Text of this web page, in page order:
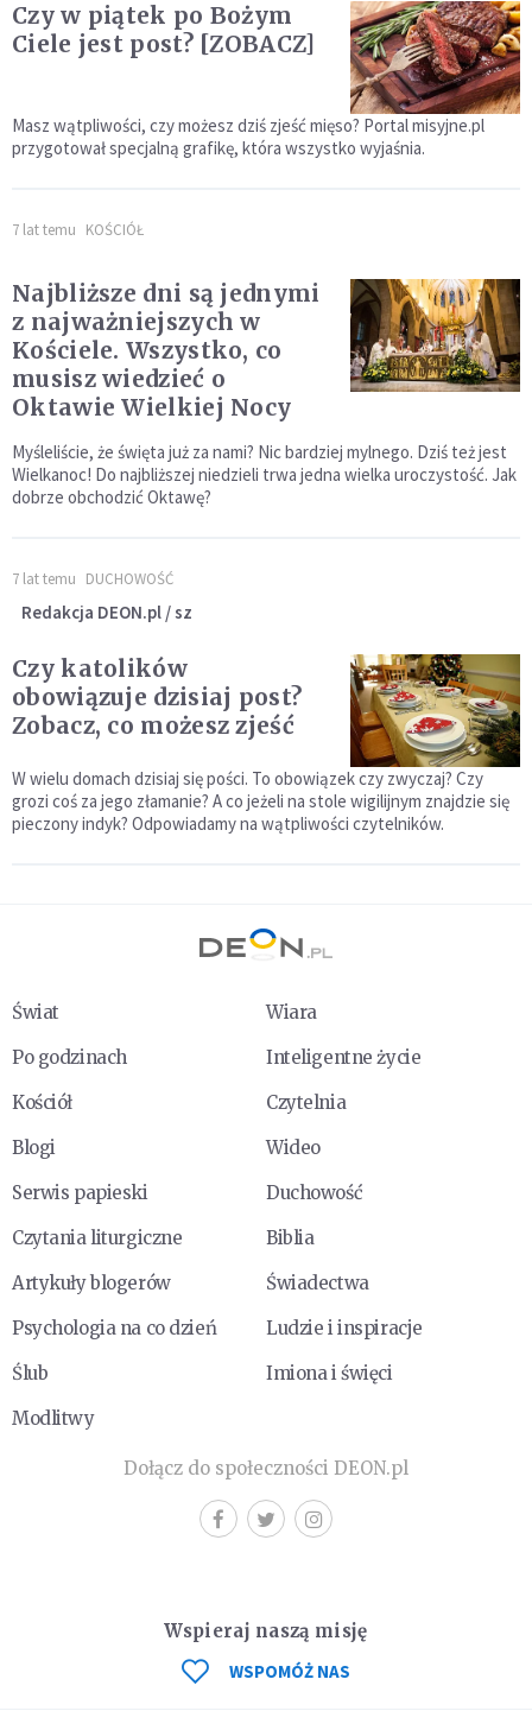
Czy w piątek po Bożym
Ciele jest post? [ZOBACZ]
Masz wątpliwości, czy możesz dziś zjeść mięso? Portal misyjne.pl
przygotował specjalną grafikę, która wszystko wyjaśnia.
7 lat temu KOŚCIÓŁ
Najbliższe dni są jednymi
z najważniejszych w
Kościele. Wszystko, co
musisz wiedzieć o
Oktawie Wielkiej Nocy
Myśleliście, że święta już za nami? Nic bardziej mylnego. Dziś też jest
Wielkanoc! Do najbliższej niedzieli trwa jedna wielka uroczystość. Jak
dobrze obchodzić Oktawę?
7 lat temu DUCHOWOŚĆ
Redakcja DEON.pl / sz
Czy katolików
obowiązuje dzisiaj post?
Zobacz, co możesz zjeść
W wielu domach dzisiaj się pości. To obowiązek czy zwyczaj? Czy
grozi coś za jego złamanie? A co jeżeli na stole wigilijnym znajdzie się
pieczony indyk? Odpowiadamy na wątpliwości czytelników.
Świat
Wiara
Po godzinach
Inteligentne życie
Kościół
Czytelnia
Blogi
Wideo
Serwis papieski
Duchowość
Czytania liturgiczne
Biblia
Artykuły blogerów
Świadectwa
Psychologia na co dzień
Ludzie i inspiracje
Ślub
Imiona i święci
Modlitwy
Dołącz do społeczności DEON.pl
Wspieraj naszą misję
WSPOMÓŻ NAS